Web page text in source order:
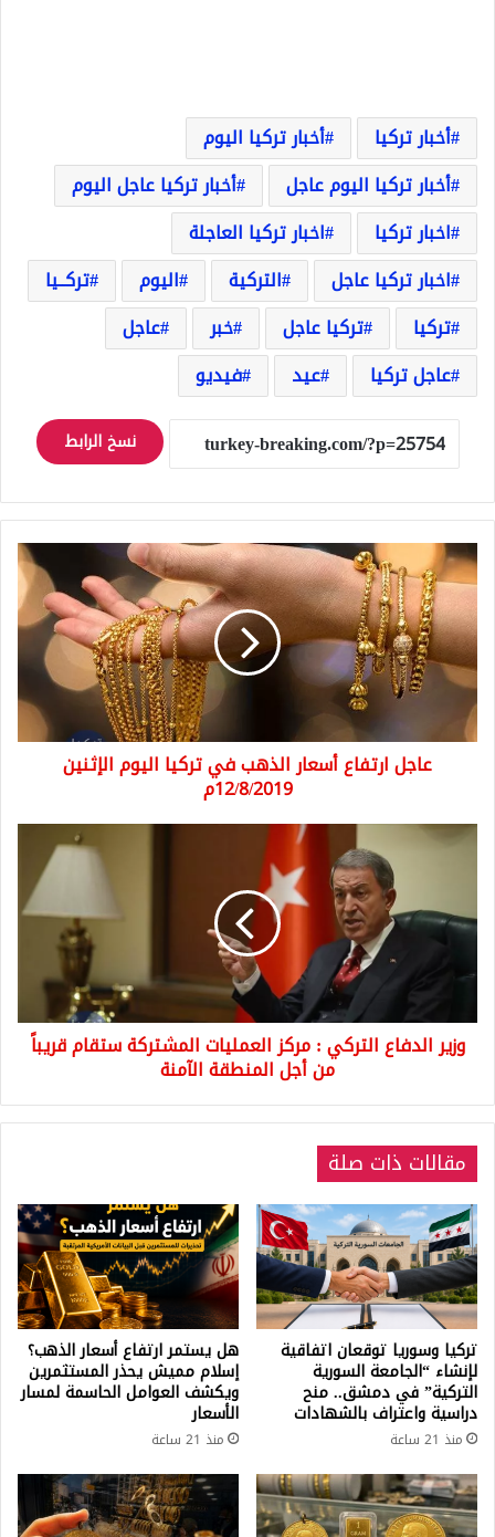
أخبار تركيا
أخبار تركيا اليوم
أخبار تركيا اليوم عاجل
أخبار تركيا عاجل اليوم
اخبار تركيا
اخبار تركيا العاجلة
اخبار تركيا عاجل
التركية اليوم
تركــيا
تركيا
تركيا عاجل خبر
عاجل
عاجل تركيا
عيد فيديو
نسخ الرابط
عاجل
ارتفاع
الذهب
في
تركيا
اليوم
الإثنين
12/8/2019م
عاجل ارتفاع أسعار الذهب في تركيا اليوم الإثنين
12/8/2019م
وزير
مركز
المشتركة
قريباً
من
أجل
الآمنة
وزير الدفاع التركي : مركز العمليات المشتركة ستقام قريباً
من أجل المنطقة الآمنة
مقالات ذات صلة
تركيا وسوريا توقعان اتفاقية
لإنشاء “الجامعة السورية
التركية” في دمشق.. منح
دراسية واعتراف بالشهادات
منذ 21 ساعة
هل يستمر ارتفاع أسعار الذهب؟
إسلام مميش يحذر المستثمرين
ويكشف العوامل الحاسمة لمسار
الأسعار
منذ 21 ساعة